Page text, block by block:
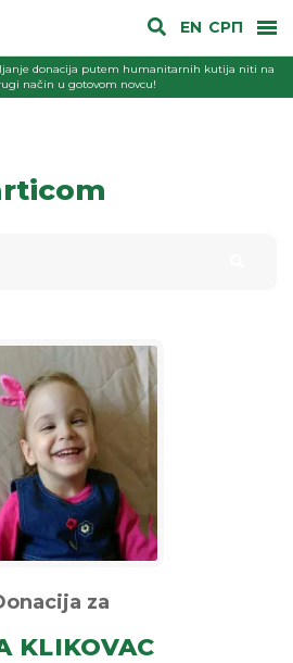
EN СРП
donacija putem humanitarnih kutija niti na
način u gotovom novcu!
za
KLIKOVAC